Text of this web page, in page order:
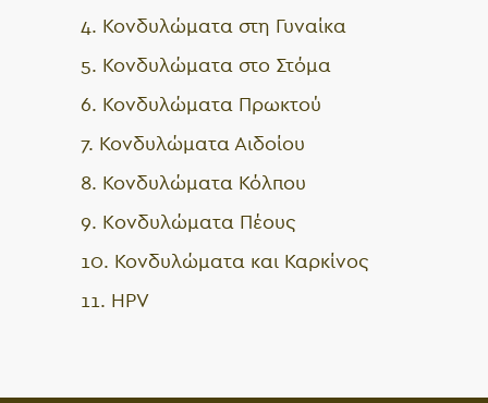
4. Κονδυλώματα στη Γυναίκα
5. Κονδυλώματα στο Στόμα
6. Κονδυλώματα Πρωκτού
7. Κονδυλώματα Αιδοίου
8. Κονδυλώματα Κόλπου
9. Kονδυλώματα Πέους
10. Κονδυλώματα και Καρκίνος
11. HPV